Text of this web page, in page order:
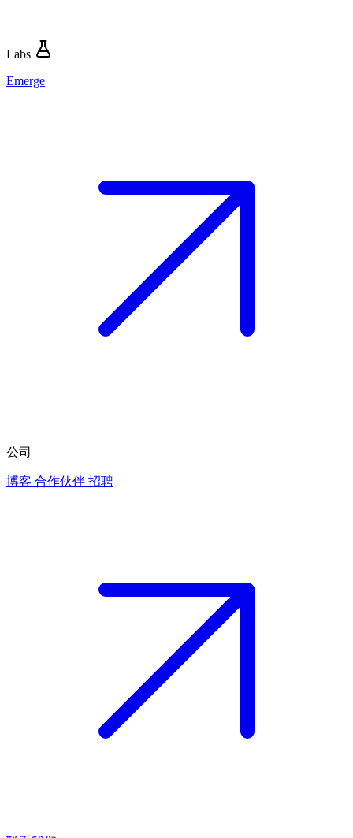
Labs
Emerge
公司
博客 合作伙伴 招聘